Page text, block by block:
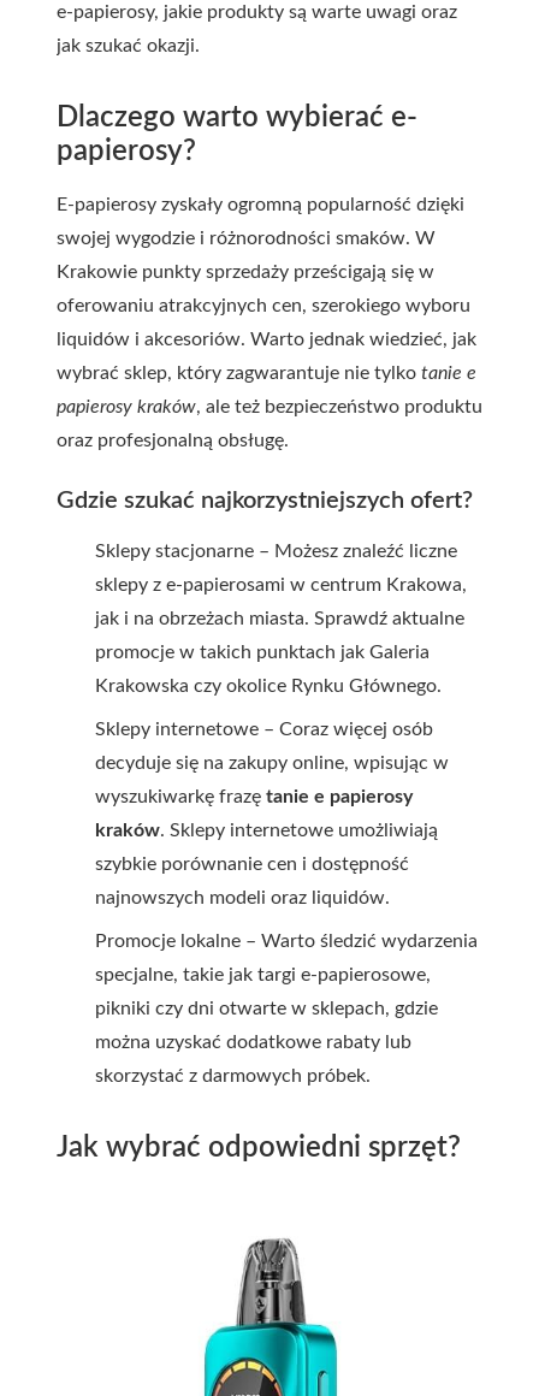
e-papierosy, jakie produkty są warte uwagi oraz
jak szukać okazji.
Dlaczego warto wybierać e-
papierosy?
E-papierosy zyskały ogromną popularność dzięki
swojej wygodzie i różnorodności smaków. W
Krakowie punkty sprzedaży prześcigają się w
oferowaniu atrakcyjnych cen, szerokiego wyboru
liquidów i akcesoriów. Warto jednak wiedzieć, jak
wybrać sklep, który zagwarantuje nie tylko tanie e
papierosy kraków, ale też bezpieczeństwo produktu
oraz profesjonalną obsługę.
Gdzie szukać najkorzystniejszych ofert?
Sklepy stacjonarne – Możesz znaleźć liczne
sklepy z e-papierosami w centrum Krakowa,
jak i na obrzeżach miasta. Sprawdź aktualne
promocje w takich punktach jak Galeria
Krakowska czy okolice Rynku Głównego.
Sklepy internetowe – Coraz więcej osób
decyduje się na zakupy online, wpisując w
wyszukiwarkę frazę tanie e papierosy
kraków. Sklepy internetowe umożliwiają
szybkie porównanie cen i dostępność
najnowszych modeli oraz liquidów.
Promocje lokalne – Warto śledzić wydarzenia
specjalne, takie jak targi e-papierosowe,
pikniki czy dni otwarte w sklepach, gdzie
można uzyskać dodatkowe rabaty lub
skorzystać z darmowych próbek.
Jak wybrać odpowiedni sprzęt?